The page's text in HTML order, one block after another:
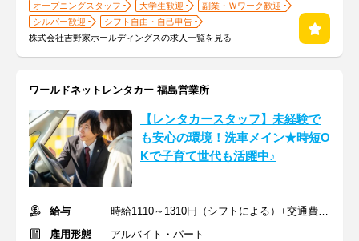
オープニングスタッフ 大学生歓迎
副業・Ｗワーク歓迎
シルバー歓迎
シフト自由・自己申告
株式会社吉野家ホールディングスの求人一覧を見る
ワールドネットレンタカー 福島営業所
【レンタカースタッフ】未経験で
も安心の環境！洗車メイン★時短O
Kで子育て世代も活躍中♪
給与
時給1110～1310円（シフトによる）+交通費別途一部支給
雇用形態
アルバイト・パート